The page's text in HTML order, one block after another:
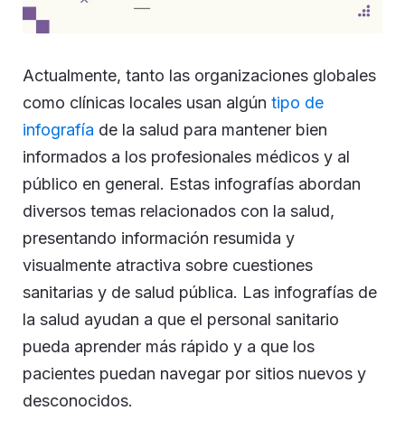
Actualmente, tanto las organizaciones globales
como clínicas locales usan algún tipo de
infografía de la salud para mantener bien
informados a los profesionales médicos y al
público en general. Estas infografías abordan
diversos temas relacionados con la salud,
presentando información resumida y
visualmente atractiva sobre cuestiones
sanitarias y de salud pública. Las infografías de
la salud ayudan a que el personal sanitario
pueda aprender más rápido y a que los
pacientes puedan navegar por sitios nuevos y
desconocidos.